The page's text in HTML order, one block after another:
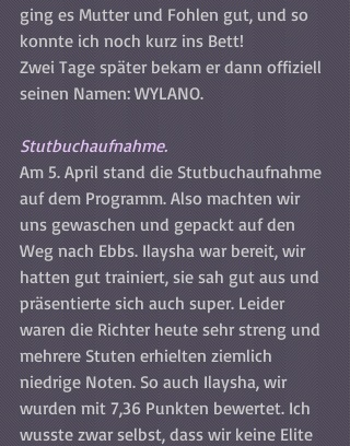
ging es Mutter und Fohlen gut, und so
konnte ich noch kurz ins Bett!
Zwei Tage später bekam er dann offiziell
seinen Namen: WYLANO.
Stutbuchaufnahme.
Am 5. April stand die Stutbuchaufnahme
auf dem Programm. Also machten wir
uns gewaschen und gepackt auf den
Weg nach Ebbs. Ilaysha war bereit, wir
hatten gut trainiert, sie sah gut aus und
präsentierte sich auch super. Leider
waren die Richter heute sehr streng und
mehrere Stuten erhielten ziemlich
niedrige Noten. So auch Ilaysha, wir
wurden mit 7,36 Punkten bewertet. Ich
wusste zwar selbst, dass wir keine Elite